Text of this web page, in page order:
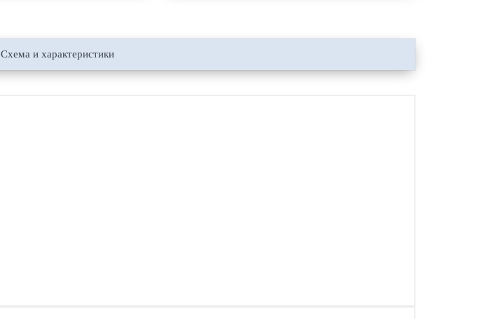
Схема и характеристики